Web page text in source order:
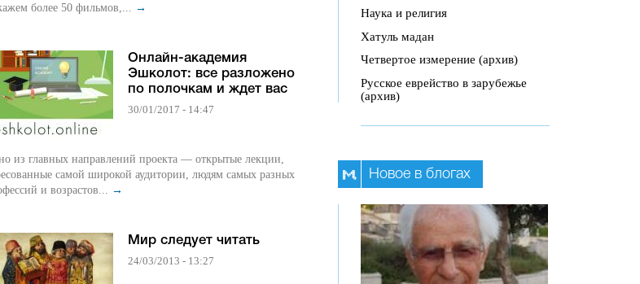
более 50 фильмов,... →
Онлайн-академия
Эшколот: все разложено
по полочкам и ждет вас
30/01/2017 - 14:47
из главных направлений проекта — открытые лекции,
самой широкой аудитории, людям самых разных
и возрастов... →
Мир следует читать
24/03/2013 - 13:27
Наука и религия
Хатуль мадан
Четвертое измерение (архив)
Русское еврейство в зарубежье
(архив)
Новое в блогах